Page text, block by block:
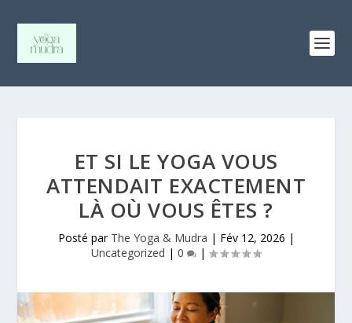
ET SI LE YOGA VOUS
ATTENDAIT EXACTEMENT
LÀ OÙ VOUS ÊTES ?
Posté par The Yoga & Mudra | Fév 12, 2026 |
Uncategorized | 0 |